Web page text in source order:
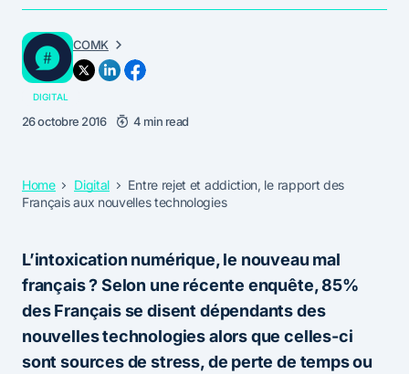
COMK
DIGITAL
26 octobre 2016 4 min read
Home Digital
Entre rejet et addiction, le rapport des
Français aux nouvelles technologies
L’intoxication numérique, le nouveau mal
français ? Selon une récente enquête, 85%
des Français se disent dépendants des
nouvelles technologies alors que celles-ci
sont sources de stress, de perte de temps ou